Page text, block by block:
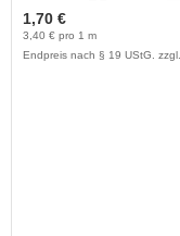
1,70 €
3,40 € pro 1 m
Endpreis nach § 19 UStG. zzgl.